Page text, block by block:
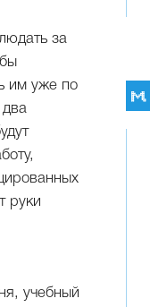
за
им уже по
руки
учебный